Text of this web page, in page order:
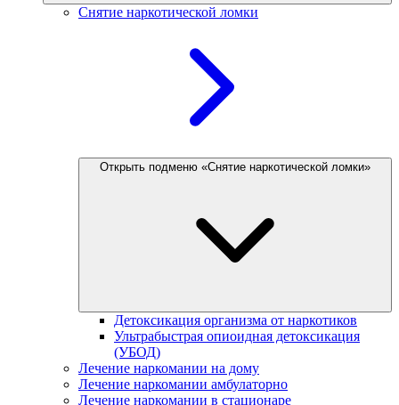
Снятие наркотической ломки
Открыть подменю «Снятие наркотической ломки»
Детоксикация организма от наркотиков
Ультрабыстрая опиоидная детоксикация
(УБОД)
Лечение наркомании на дому
Лечение наркомании амбулаторно
Лечение наркомании в стационаре